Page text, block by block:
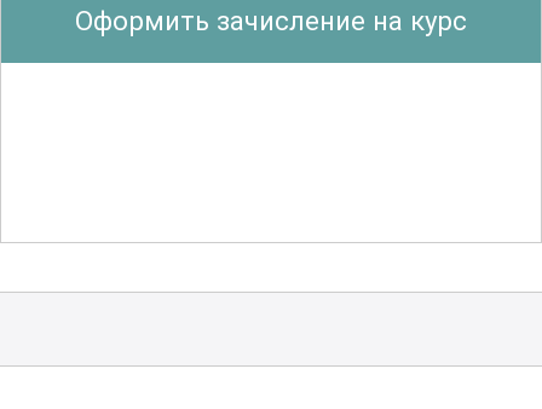
также новым исследованиям и
разработкам в области лабораторной
Участники курса смогут детально
Оформить зачисление на курс